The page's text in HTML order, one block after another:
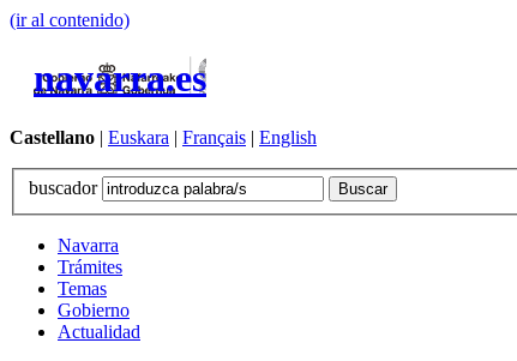
(ir al contenido)
navarra.es
Castellano | Euskara | Français | English
buscador
Navarra
Trámites
Temas
Gobierno
Actualidad